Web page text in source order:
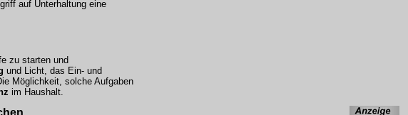
auf Unterhaltung eine
zu starten und
und Licht, das Ein- und
Möglichkeit, solche Aufgaben
im Haushalt.